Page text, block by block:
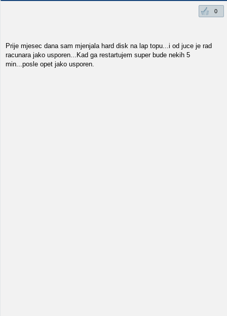
0
Prije mjesec dana sam mjenjala hard disk na lap topu...i od juce je rad
racunara jako usporen...Kad ga restartujem super bude nekih 5
min...posle opet jako usporen.